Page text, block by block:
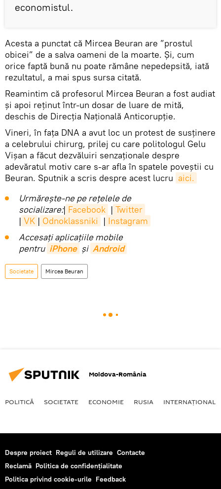
economistul.
Acesta a punctat că Mircea Beuran are ”prostul
obicei” de a salva oameni de la moarte. Și, cum
orice faptă bună nu poate rămâne nepedepsită, iată
rezultatul, a mai spus sursa citată.
Reamintim că profesorul Mircea Beuran a fost audiat
și apoi reținut într-un dosar de luare de mită,
deschis de Direcția Națională Anticorupție.
Vineri, în fața DNA a avut loc un protest de susținere
a celebrului chirurg, prilej cu care politologul Gelu
Vișan a făcut dezvăluiri senzaționale despre
adevăratul motiv care s-ar afla în spatele poveștii cu
Beuran. Sputnik a scris despre acest lucru aici.
Urmărește-ne pe rețelele de
socializare:| Facebook | Twitter
| VK | Odnoklassniki | Instagram
Accesaţi aplicaţiile mobile
pentru iPhone și Android
Societate Mircea Beuran
Moldova-România
POLITICĂ SOCIETATE ECONOMIE RUSIA INTERNAŢIONAL
Despre proiect Reguli de utilizare Contacte
Reclamă Politica de confidențialitate
Politica privind cookie-urile Feedback